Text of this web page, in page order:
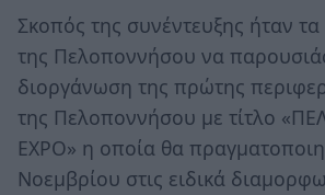
Σκοπός της συνέντευξης ήταν
της Πελοποννήσου να
διοργάνωση της πρώτης
της Πελοποννήσου με τίτλο
EXPO» η οποία θα
Νοεμβρίου στις ειδικά